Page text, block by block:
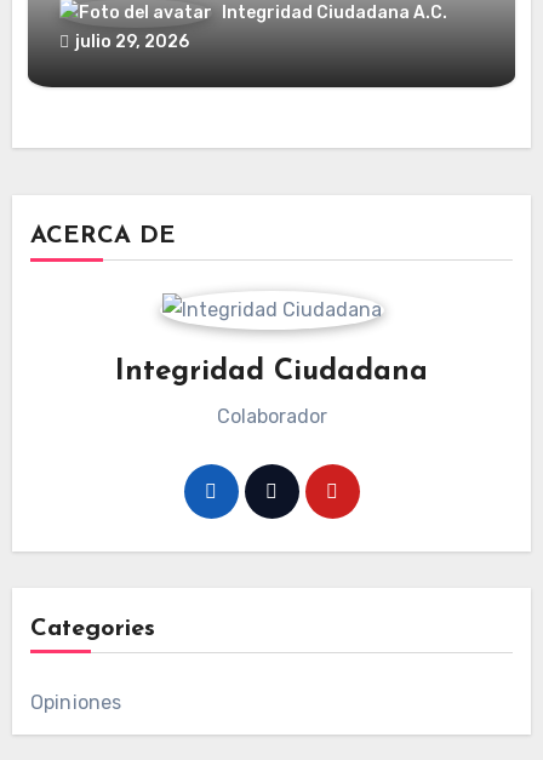
Integridad Ciudadana A.C.
julio 29, 2026
ACERCA DE
Integridad Ciudadana
Colaborador
Categories
Opiniones